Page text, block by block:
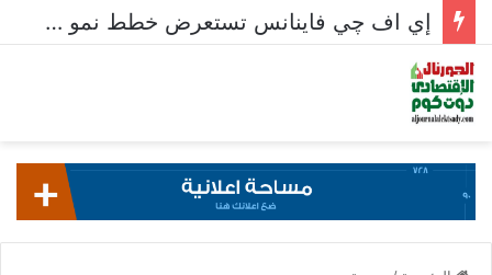
إي اف چي فاينانس تستعرض خطط نمو «بلد» لتعزيز حضورها في سوق تحويلات المصريين بالخارج